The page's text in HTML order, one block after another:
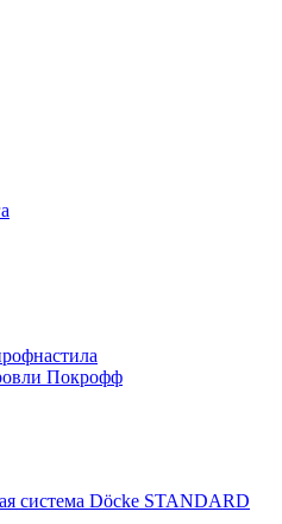
Покрофф
система Döcke STANDARD